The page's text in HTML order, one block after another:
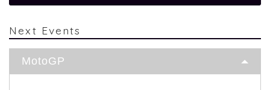
Next Events
MotoGP